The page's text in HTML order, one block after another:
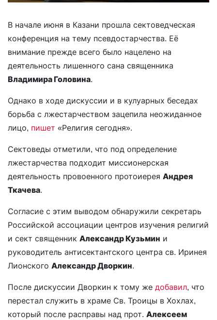
В начале июня в Казани прошла сектоведческая
конференция на тему псевдостарчества. Её
внимание прежде всего было нацелено на
деятельность лишенного сана священника
Владимира Головина.
Однако в ходе дискуссии и в кулуарных беседах
борьба с лжестарчеством зацепила неожиданное
лицо, пишет «Религия сегодня».
Сектоведы отметили, что под определение
лжестарчества подходит миссионерская
деятельность провоенного протоиерея Андрея
Ткачева.
Согласие с этим выводом обнаружили секретарь
Российской ассоциации центров изучения религий
и сект священник Александр Кузьмин и
руководитель антисектантского центра св. Иринея
Лионского Александр Дворкин.
После дискуссии Дворкин к тому же добавил, что
перестал служить в храме Св. Троицы в Хохлах,
который после расправы над прот. Алексеем